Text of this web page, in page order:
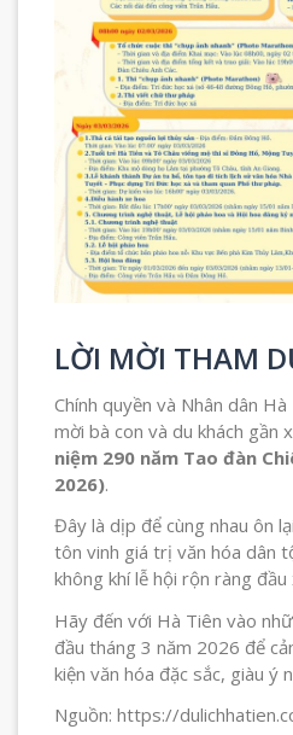
LỜI MỜI THAM
Chính quyền và Nhân dân
mời bà con và du khách gần
niệm 290 năm Tao đàn
2026).
Đây là dịp để cùng nhau ôn
tôn vinh giá trị văn hóa dân
không khí lễ hội rộn ràng đầu
Hãy đến với Hà Tiên vào
đầu tháng 3 năm 2026 để
kiện văn hóa đặc sắc, giàu ý
Nguồn: https://